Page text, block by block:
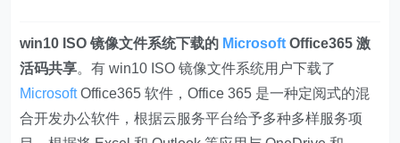
win10 ISO 镜像文件系统下载的 Microsoft Office365 激
活码共享。有 win10 ISO 镜像文件系统用户下载了
MicrosoftOffice365 软件，Office 365 是一种定阅式的混
合开发办公软件，根据云服务平台给予多种多样服务项